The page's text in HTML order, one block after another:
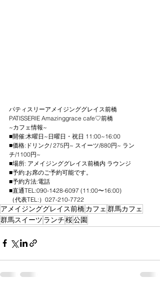
パティスリーアメイジンググレイス前橋
PATISSERIE Amazinggrace cafe♡前橋
~カフェ情報~
■開催:木曜日~日曜日・祝日 11:00~16:00
■価格:ドリンク/ 275円~ スイーツ/880円~ ラン
チ/1100円~
■場所: アメイジンググレイス前橋内 ラウンジ
■予約:お席のご予約可能です。
■予約方法:電話
■直通TEL:090-1428-6097 (11:00〜16:00)
（代表TEL:）027-210-7722
アメイジンググレイス前橋カフェ 群馬カフェ
群馬スイーツ ランチ桜公園